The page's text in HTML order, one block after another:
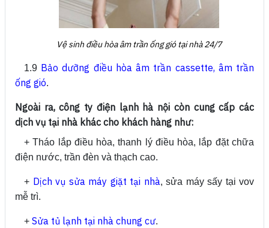
Vệ sinh điều hòa âm trần ống gió tại nhà 24/7
1.9 Bảo dưỡng điều hòa âm trần cassette, âm trần
ống gió.
Ngoài ra, công ty điện lạnh hà nội còn cung cấp các
dịch vụ tại nhà khác cho khách hàng như:
+ Tháo lắp điều hòa, thanh lý điều hòa, lắp đặt chữa
điện nước, trần đèn và thạch cao.
+ Dịch vụ sửa máy giặt tại nhà, sửa máy sấy tại vov
mễ trì.
+ Sửa tủ lạnh tại nhà chung cư.